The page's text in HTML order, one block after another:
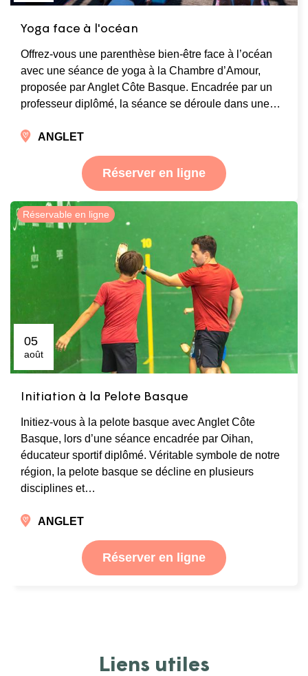
Yoga face à l'océan
Offrez-vous une parenthèse bien-être face à l’océan
avec une séance de yoga à la Chambre d’Amour,
proposée par Anglet Côte Basque. Encadrée par un
professeur diplômé, la séance se déroule dans une…
ANGLET
Réserver en ligne
Réservable en ligne
05
août
Initiation à la Pelote Basque
Initiez-vous à la pelote basque avec Anglet Côte
Basque, lors d’une séance encadrée par Oihan,
éducateur sportif diplômé. Véritable symbole de notre
région, la pelote basque se décline en plusieurs
disciplines et…
ANGLET
Réserver en ligne
Liens utiles